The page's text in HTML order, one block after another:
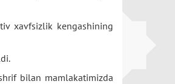
xavfsizlik kengashining
bilan mamlakatimizda